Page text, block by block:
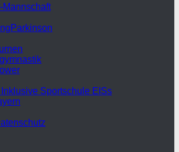
Mannschaft
Inklusive Sportschule EISs